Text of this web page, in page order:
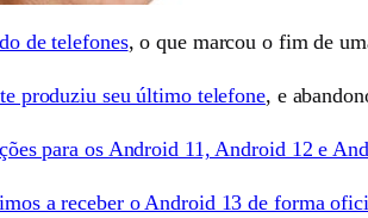
de telefones, o que marcou o fim de
produziu seu último telefone, e
para os Android 11, Android 12 e
a receber o Android 13 de forma